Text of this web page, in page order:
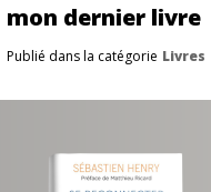
mon dernier livre
Publié dans la catégorie Livres